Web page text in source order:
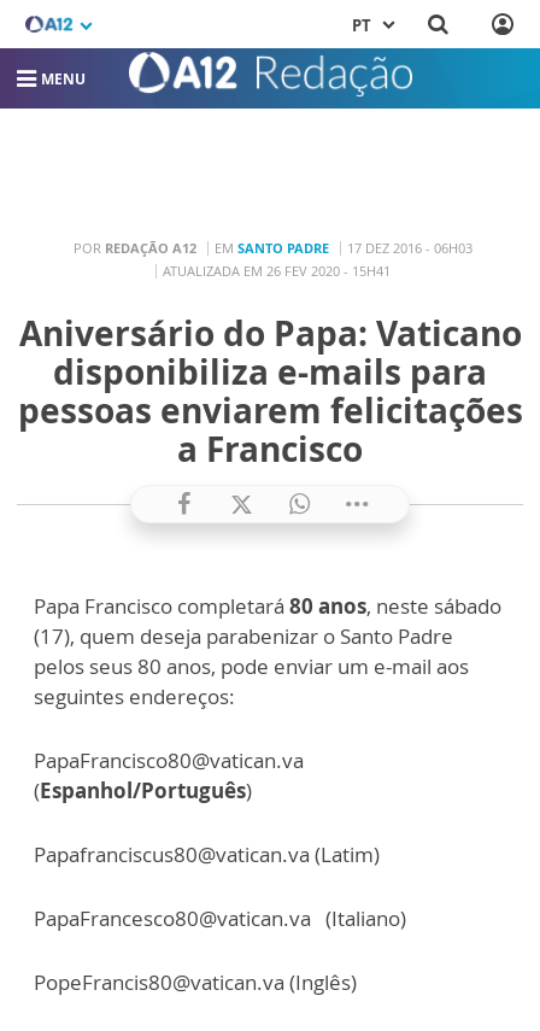
PT
MENU
POR REDAÇÃO A12 EM SANTO PADRE
17 DEZ 2016 - 06H03
ATUALIZADA EM 26 FEV 2020 - 15H41
Aniversário do Papa: Vaticano
disponibiliza e-mails para
pessoas enviarem felicitações
a Francisco
Papa Francisco completará 80 anos, neste sábado
(17), quem deseja parabenizar o Santo Padre
pelos seus 80 anos, pode enviar um e-mail aos
seguintes endereços:
PapaFrancisco80@vatican.va
(Espanhol/Português)
Papafranciscus80@vatican.va (Latim)
PapaFrancesco80@vatican.va (Italiano)
PopeFrancis80@vatican.va (Inglês)